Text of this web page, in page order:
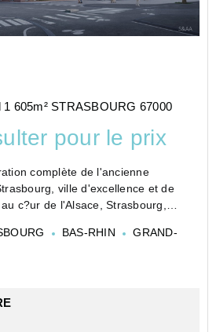
605m² STRASBOURG 67000
pour le prix
complète de l'ancienne
ville d'excellence et de
c?ur de l'Alsace, Strasbourg,
BAS-RHIN
GRAND-